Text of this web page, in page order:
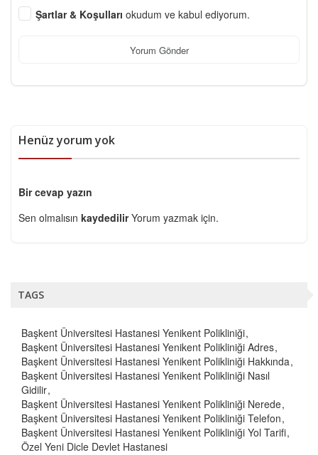
Şartlar & Koşulları okudum ve kabul ediyorum.
Yorum Gönder
Henüz yorum yok
Bir cevap yazın
Sen olmalısın kaydedilirYorum yazmak için.
TAGS
Başkent Üniversitesi Hastanesi Yenikent Polikliniği
Başkent Üniversitesi Hastanesi Yenikent Polikliniği Adres
Başkent Üniversitesi Hastanesi Yenikent Polikliniği Hakkında
Başkent Üniversitesi Hastanesi Yenikent Polikliniği Nasıl
Gidilir
Başkent Üniversitesi Hastanesi Yenikent Polikliniği Nerede
Başkent Üniversitesi Hastanesi Yenikent Polikliniği Telefon
Başkent Üniversitesi Hastanesi Yenikent Polikliniği Yol Tarifi
Özel Yeni Dicle Devlet Hastanesi